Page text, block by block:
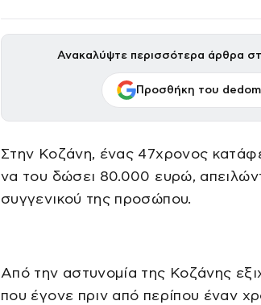
Ανακαλύψτε περισσότερα άρθρα
Προσθήκη του
Στην Κοζάνη, ένας 47χρονος
να του δώσει 80.000 ευρώ,
συγγενικού της προσώπου.
Από την αστυνομία της Κοζάνης
που έγονε πριν από περίπου έναν